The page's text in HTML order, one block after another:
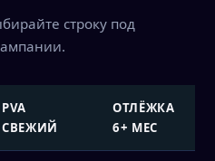
строку под
PVA
СВЕЖИЙ
ОТЛЁЖКА
6+ МЕС